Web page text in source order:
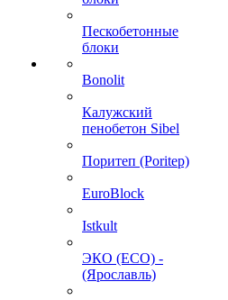
Пескобетонные
блоки
Bonolit
Калужский
пенобетон Sibel
Поритеп (Poritep)
EuroBlock
Istkult
ЭКО (ECO) -
(Ярославль)